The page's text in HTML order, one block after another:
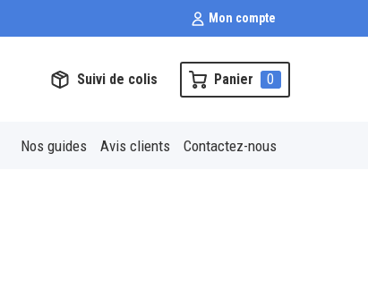
Mon compte
Suivi de colis Panier 0
Nos guides Avis clients Contactez-nous